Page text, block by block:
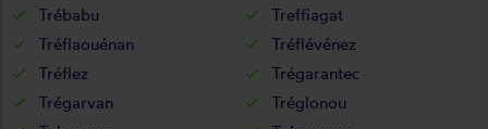
Trébabu
Treffiagat
Tréflaouénan
Tréflévénez
Tréflez
Trégarantec
Trégarvan
Tréglonou